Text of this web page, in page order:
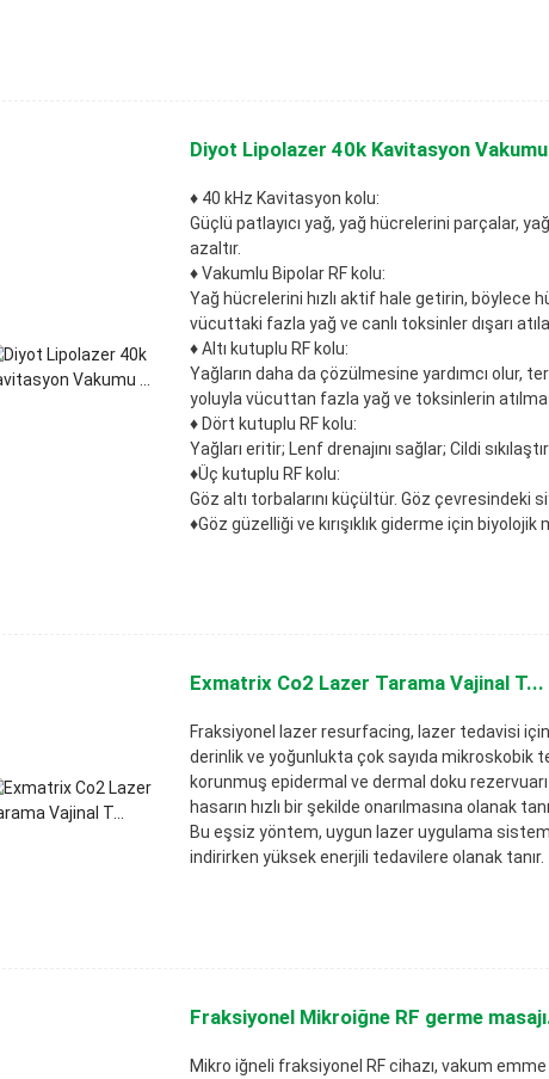
Diyot Lipolazer 40k Kavitasyon
♦ 40 kHz Kavitasyon kolu:
Güçlü patlayıcı yağ, yağ hücrelerini parçalar,
azaltır.
♦ Vakumlu Bipolar RF kolu:
Yağ hücrelerini hızlı aktif hale getirin, böylece
vücuttaki fazla yağ ve canlı toksinler dışarı
♦ Altı kutuplu RF kolu:
Yağların daha da çözülmesine yardımcı olur,
yoluyla vücuttan fazla yağ ve toksinlerin
♦ Dört kutuplu RF kolu:
Yağları eritir; Lenf drenajını sağlar; Cildi
♦Üç kutuplu RF kolu:
Göz altı torbalarını küçültür. Göz çevresindeki
♦Göz güzelliği ve kırışıklık giderme için
Exmatrix Co2 Lazer Tarama Vajinal T...
Fraksiyonel lazer resurfacing, lazer tedavisi
derinlik ve yoğunlukta çok sayıda mikroskobik
korunmuş epidermal ve dermal doku
hasarın hızlı bir şekilde onarılmasına olanak
Bu eşsiz yöntem, uygun lazer uygulama
indirirken yüksek enerjili tedavilere olanak tanır.
Fraksiyonel Mikroiğne RF germe
Mikro iğneli fraksiyonel RF cihazı, vakum